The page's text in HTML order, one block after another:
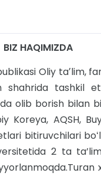
BIZ HAQIMIZDA
Oliy taʼlim,
shahrida tashkil
olib borish bilan
AQSH,
bitiruvchilari
2 ta